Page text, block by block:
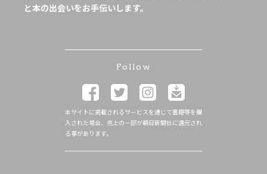
と本の出会いをお手伝いします。
Follow
本サイトに掲載されるサービスを通じて書籍等を購
入された場合、売上の一部が朝日新聞社に還元され
る事があります。